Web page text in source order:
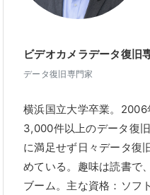
ビデオカメラデータ復
データ復旧専門家
横浜国立大学卒業。2006
3,000件以上のデータ復
に満足せず日々データ復
めている。趣味は読書で
ブーム。主な資格：ソフ